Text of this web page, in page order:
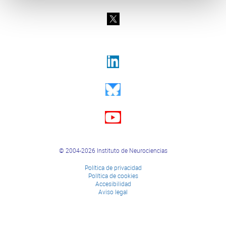
© 2004-2026 Instituto de Neurociencias
Política de privacidad
Política de cookies
Accesibilidad
Aviso legal